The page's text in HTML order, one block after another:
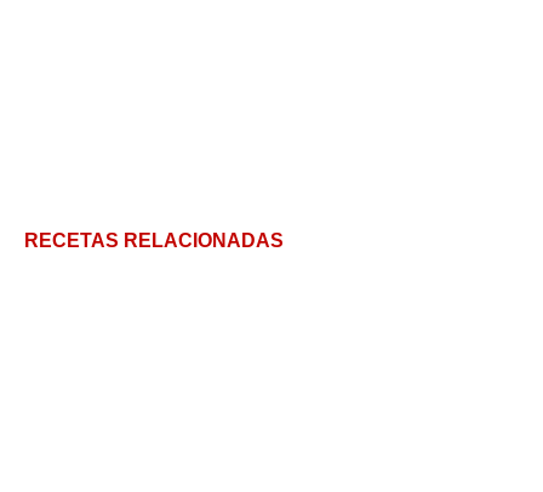
RECETAS RELACIONADAS